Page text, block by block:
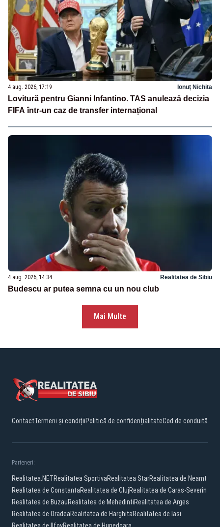
4 aug. 2026, 17:19 Ionuț Nichita
Lovitură pentru Gianni Infantino. TAS anulează decizia
FIFA într-un caz de transfer internațional
4 aug. 2026, 14:34 Realitatea de Sibiu
Budescu ar putea semna cu un nou club
Mai Multe
ContactTermeni și condițiiPolitică de confidențialitateCod de conduită
Parteneri:
Realitatea.NETRealitatea SportivaRealitatea StarRealitatea de Neamt
Realitatea de ConstantaRealitatea de ClujRealitatea de Caras-Severin
Realitatea de BuzauRealitatea de MehedintiRealitatea de Arges
Realitatea de OradeaRealitatea de HarghitaRealitatea de Iasi